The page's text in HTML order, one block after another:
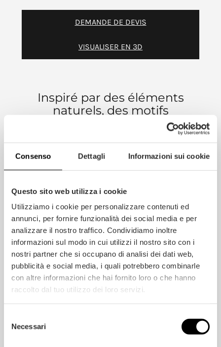
Consenso Dettagli Informazioni sui cookie
Questo sito web utilizza i cookie
Utilizziamo i cookie per personalizzare contenuti ed
annunci, per fornire funzionalità dei social media e per
analizzare il nostro traffico. Condividiamo inoltre
informazioni sul modo in cui utilizzi il nostro sito con i
nostri partner che si occupano di analisi dei dati web,
pubblicità e social media, i quali potrebbero combinarle
con altre informazioni che hai fornito loro o che hanno
raccolto dal tuo utilizzo dei loro servizi.
delNecessari
DEMANDE DE DEVIS
VISUALISER EN 3D
Inspiré par des éléments
naturels, des motifs
géométriques et des
décorations traditionnelles
DIMENSIONS DU PARQUET MULTICOUCHE
CARACTÉRISTIQUES DU PRODUIT
CLASSES D’APPARENCE